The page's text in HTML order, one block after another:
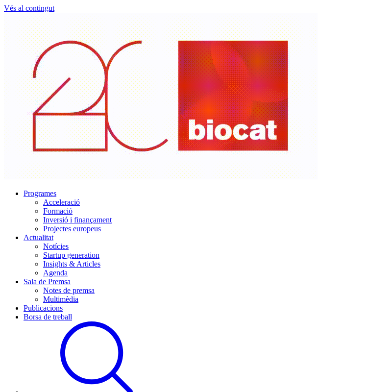
Vés al contingut
Programes
Acceleració
Formació
Inversió i finançament
Projectes europeus
Actualitat
Notícies
Startup generation
Insights & Articles
Agenda
Sala de Premsa
Notes de premsa
Multimèdia
Publicacions
Borsa de treball